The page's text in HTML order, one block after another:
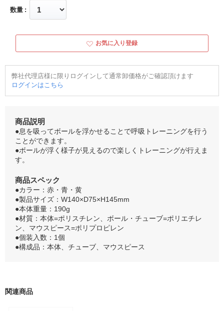
数量
お気に入り登録
弊社代理店様に限りログインして通常卸価格がご確認頂けます
ログインはこちら
商品説明
●息を吸ってボールを浮かせることで呼吸トレーニングを行う
ことができます。
●ボールが浮く様子が見えるので楽しくトレーニングが行えま
す。
商品スペック
●カラー：赤・青・黄
●製品サイズ：W140×D75×H145mm
●本体重量：190g
●材質：本体=ポリスチレン、ボール・チューブ=ポリエチレ
ン、マウスピース=ポリプロピレン
●個装入数：1個
●構成品：本体、チューブ、マウスピース
関連商品